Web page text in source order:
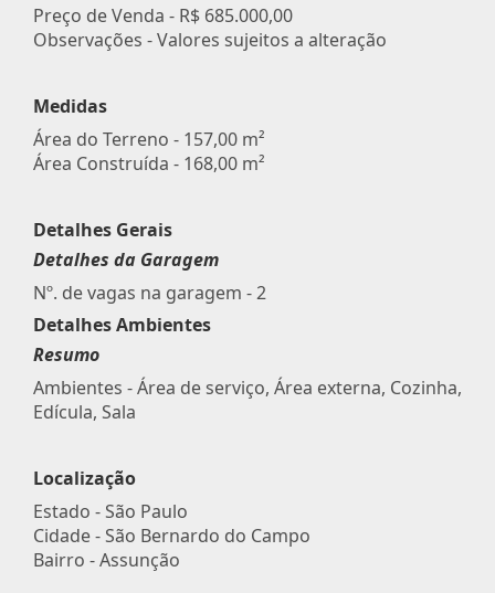
Preço de Venda - R$ 685.000,00
Observações - Valores sujeitos a alteração
Medidas
Área do Terreno - 157,00 m²
Área Construída - 168,00 m²
Detalhes Gerais
Detalhes da Garagem
Nº. de vagas na garagem - 2
Detalhes Ambientes
Resumo
Ambientes - Área de serviço, Área externa, Cozinha,
Edícula, Sala
Localização
Estado -São Paulo
Cidade -São Bernardo do Campo
Bairro -Assunção